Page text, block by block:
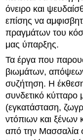
όνειρο και
επίσης να
πραγμάτων του
μας ύπαρξης.
Τα έργα που
βιωμάτων,
συζήτηση. Η
συνδετικό
(εγκατάσταση,
ντόπιων και ξένων
από την Μασσαλία